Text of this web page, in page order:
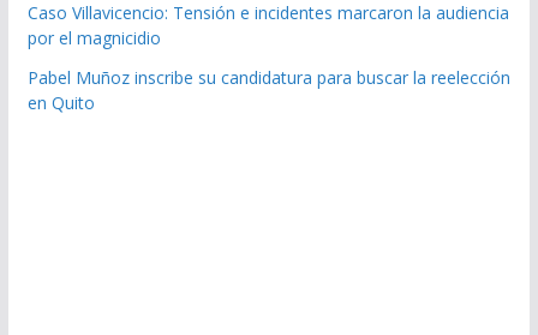
Caso Villavicencio: Tensión e incidentes marcaron la audiencia
por el magnicidio
Pabel Muñoz inscribe su candidatura para buscar la reelección
en Quito